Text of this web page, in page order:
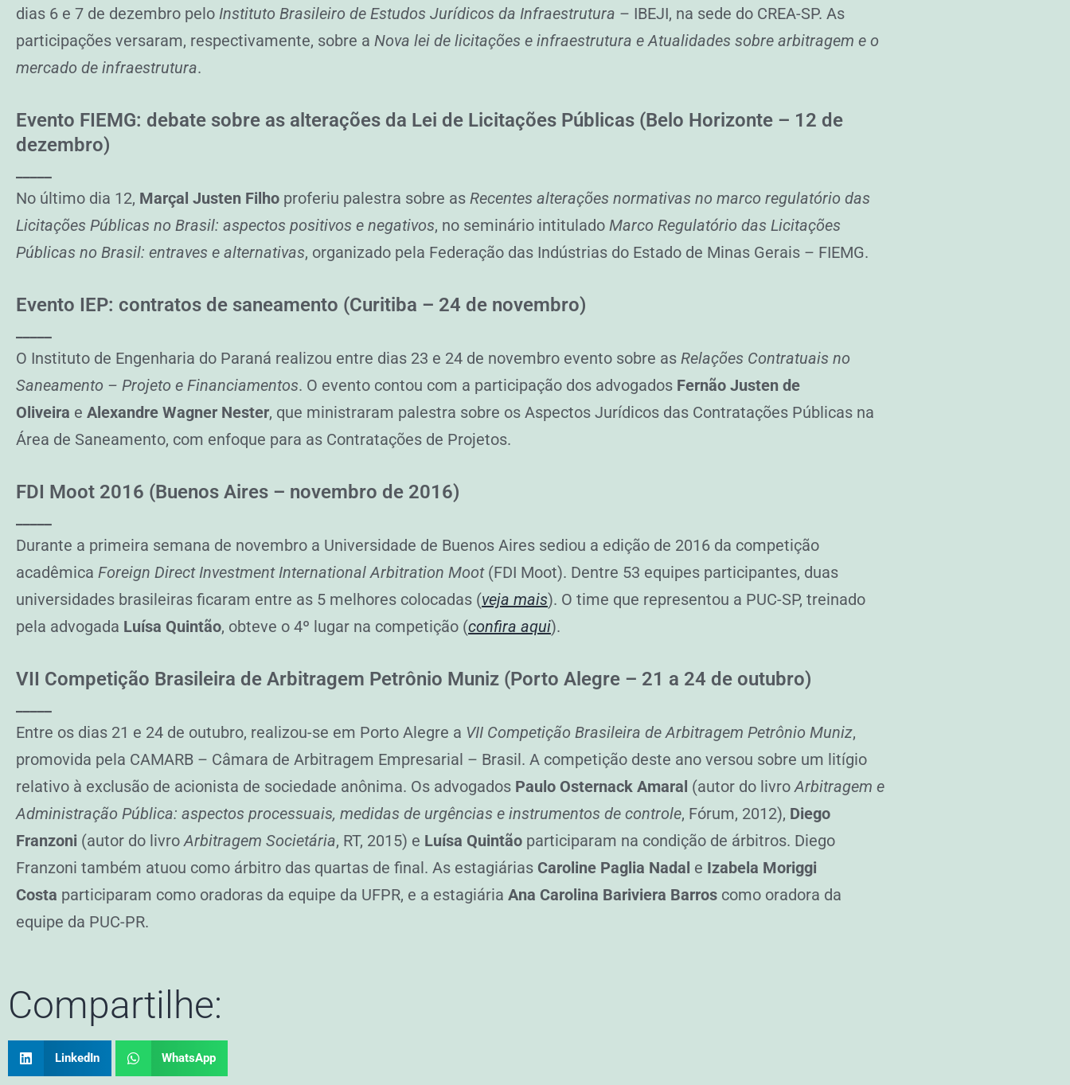
dias 6 e 7 de dezembro pelo Instituto Brasileiro de Estudos Jurídicos da Infraestrutura – IBEJI, na sede do CREA-SP. As
participações versaram, respectivamente, sobre a Nova lei de licitações e infraestrutura e Atualidades sobre arbitragem e o
mercado de infraestrutura.
Evento FIEMG: debate sobre as alterações da Lei de Licitações Públicas (Belo Horizonte – 12 de
dezembro)
No último dia 12, Marçal Justen Filho proferiu palestra sobre as Recentes alterações normativas no marco regulatório das
Licitações Públicas no Brasil: aspectos positivos e negativos, no seminário intitulado Marco Regulatório das Licitações
Públicas no Brasil: entraves e alternativas, organizado pela Federação das Indústrias do Estado de Minas Gerais – FIEMG.
Evento IEP: contratos de saneamento (Curitiba – 24 de novembro)
O Instituto de Engenharia do Paraná realizou entre dias 23 e 24 de novembro evento sobre as Relações Contratuais no
Saneamento – Projeto e Financiamentos. O evento contou com a participação dos advogados Fernão Justen de
Oliveira e Alexandre Wagner Nester, que ministraram palestra sobre os Aspectos Jurídicos das Contratações Públicas na
Área de Saneamento, com enfoque para as Contratações de Projetos.
FDI Moot 2016 (Buenos Aires – novembro de 2016)
Durante a primeira semana de novembro a Universidade de Buenos Aires sediou a edição de 2016 da competição
acadêmica Foreign Direct Investment International Arbitration Moot(FDI Moot). Dentre 53 equipes participantes, duas
universidades brasileiras ficaram entre as 5 melhores colocadas (veja mais). O time que representou a PUC-SP, treinado
pela advogada Luísa Quintão, obteve o 4º lugar na competição (confira aqui).
VII Competição Brasileira de Arbitragem Petrônio Muniz (Porto Alegre – 21 a 24 de outubro)
Entre os dias 21 e 24 de outubro, realizou-se em Porto Alegre a VII Competição Brasileira de Arbitragem Petrônio Muniz,
promovida pela CAMARB – Câmara de Arbitragem Empresarial – Brasil. A competição deste ano versou sobre um litígio
relativo à exclusão de acionista de sociedade anônima. Os advogados Paulo Osternack Amaral (autor do livroArbitragem e
Administração Pública: aspectos processuais, medidas de urgências e instrumentos de controle, Fórum, 2012), Diego
Franzoni (autor do livroArbitragem Societária, RT, 2015) e Luísa Quintão participaram na condição de árbitros. Diego
Franzoni também atuou como árbitro das quartas de final. As estagiárias Caroline Paglia Nadal e Izabela Moriggi
Costa participaram como oradoras da equipe da UFPR, e a estagiária Ana Carolina Bariviera Barros como oradora da
equipe da PUC-PR.
Compartilhe:
LinkedIn WhatsApp